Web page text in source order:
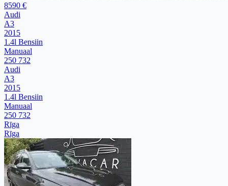
8590 €
Audi
A3
2015
1.4l Bensiin
Manuaal
250 732
Audi
A3
2015
1.4l Bensiin
Manuaal
250 732
Rīga
Rīga